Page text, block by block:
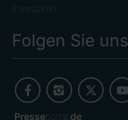
Investoren
Folgen Sie uns
Presseportal. de